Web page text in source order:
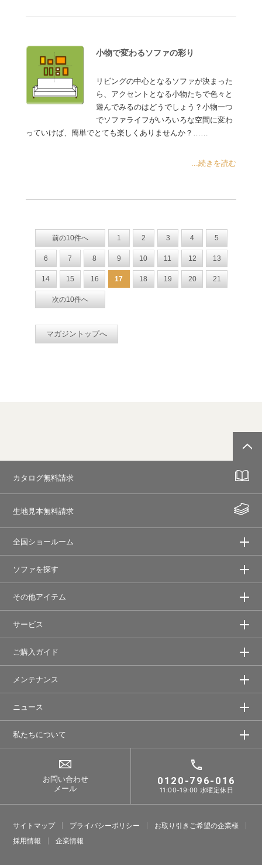
小物で変わるソファの彩り
リビングの中心となるソファが決まった
ら、アクセントとなる小物たちで色々と
遊んでみるのはどうでしょう？小物一つ
でソファライフがいろいろな空間に変わ
っていけば、簡単でとても楽しくありませんか？……
...続きを読む
前の10件へ 1 2 3 4 5
6 7 8 9 10 11 12 13
14 15 16 17 18 19 20 21
次の10件へ
マガジントップへ
カタログ無料請求
生地見本無料請求
全国ショールーム
ソファを探す
その他アイテム
サービス
ご購入ガイド
メンテナンス
ニュース
私たちについて
お問い合わせ
メール
0120-796-016
11:00-19:00 水曜定休日
サイトマップ プライバシーポリシー
お取り引きご希望の企業様
採⽤情報
企業情報